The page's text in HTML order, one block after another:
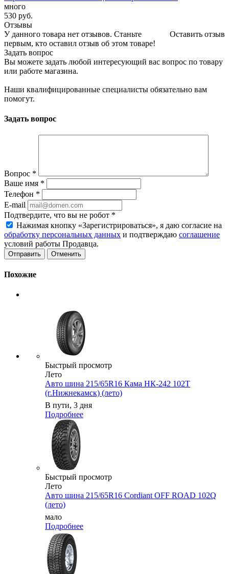
много
530 руб.
Отзывы
Оставить отзыв
У данного товара нет отзывов. Станьте
первым, кто оставил отзыв об этом товаре!
Задать вопрос
Вы можете задать любой интересующий вас вопрос по товару
или работе магазина.
Наши квалифицированные специалисты обязательно вам
помогут.
Задать вопрос
Вопрос *
Ваше имя *
Телефон *
E-mail
Подтвердите, что вы не робот *
Нажимая кнопку «Зарегистрироваться», я даю согласие на
обработку персональных данных и подтверждаю соглашение
условий работы Продавца.
Отменить
Похожие
Быстрый просмотр
Лето
Авто шина 215/65R16 Кама НК-242 102T
(г.Нижнекамск) (лето)
В пути, 3 дня
Подробнее
Быстрый просмотр
Лето
Авто шина 215/65R16 Cordiant OFF ROAD 102Q
(лето)
мало
Подробнее